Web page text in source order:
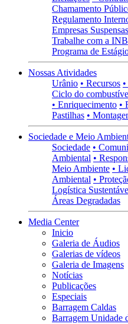
Chamamento
Regulamento
Empresas Suspensas
Trabalhe com a INB
Programa de
Nossas Atividades
Urânio • Recursos
Ciclo do
• Enriquecimento •
Pastilhas •
Sociedade e Meio
Sociedade •
Ambiental •
Meio Ambiente •
Ambiental •
Logística
Áreas Degradadas
Media Center
Inicio
Galeria de Áudios
Galerias de vídeos
Galeria de Imagens
Notícias
Publicações
Especiais
Barragem Caldas
Barragem Unidade